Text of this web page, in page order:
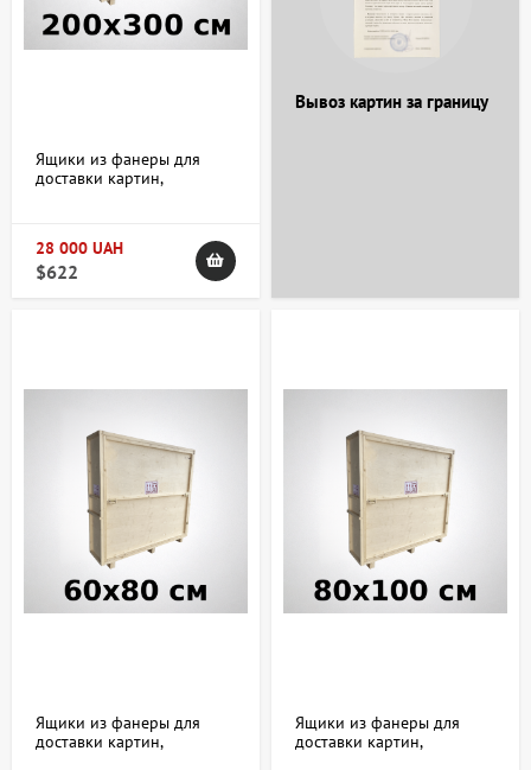
Ящики из фанеры для
доставки картин,
28 000 UAH
$622
Вывоз картин за границу
Ящики из фанеры для
доставки картин,
Ящики из фанеры для
доставки картин,